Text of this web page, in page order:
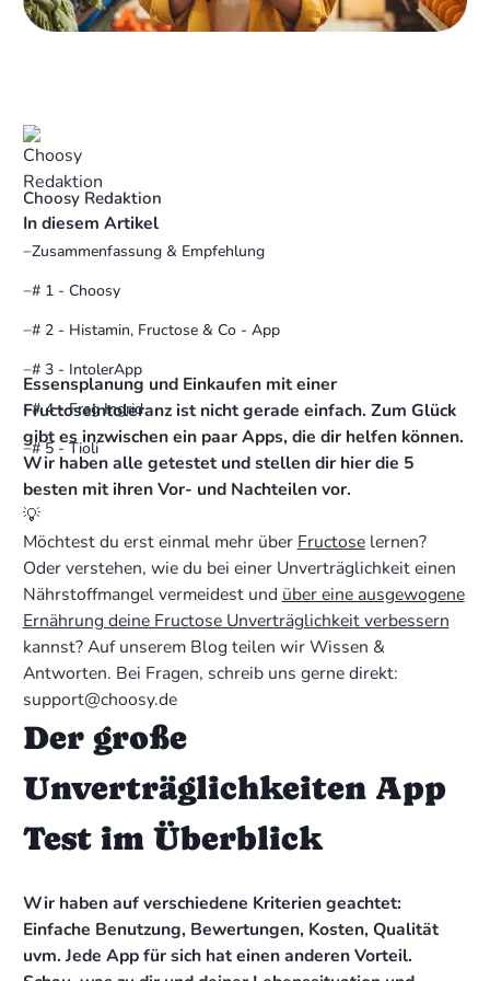
Choosy Redaktion
In diesem Artikel
Zusammenfassung & Empfehlung
# 1 - Choosy
# 2 - Histamin, Fructose & Co - App
# 3 - IntolerApp
# 4 - Frag Ingrid
# 5 - Tioli
Essensplanung und Einkaufen mit einer
Fructoseintoleranz ist nicht gerade einfach. Zum Glück
gibt es inzwischen ein paar Apps, die dir helfen können.
Wir haben alle getestet und stellen dir hier die 5
besten mit ihren Vor- und Nachteilen vor.
💡
Möchtest du erst einmal mehr über Fructoselernen?
Oder verstehen, wie du bei einer Unverträglichkeit einen
Nährstoffmangel vermeidest und über eine ausgewogene
Ernährung deine Fructose Unverträglichkeit verbessern
kannst? Auf unserem Blog teilen wir Wissen &
Antworten. Bei Fragen, schreib uns gerne direkt:
support@choosy.de
Der große
Unverträglichkeiten App
Test im Überblick
Wir haben auf verschiedene Kriterien geachtet:
Einfache Benutzung, Bewertungen, Kosten, Qualität
uvm. Jede App für sich hat einen anderen Vorteil.